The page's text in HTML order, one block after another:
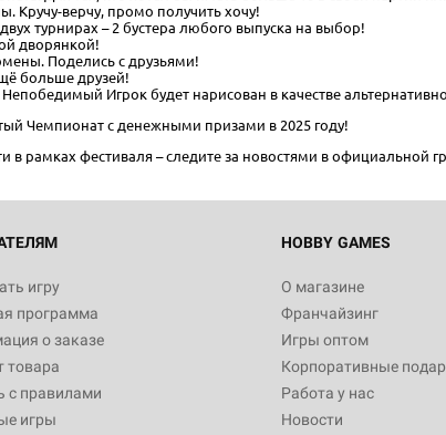
Кручу-верчу, промо получить хочу!
турнирах – 2 бустера любого выпуска на выбор!
дворянкой!
Поделись с друзьями!
больше друзей!
Игрок будет нарисован в качестве
Чемпионат с денежными призами в 2025 году!
рамках фестиваля – следите за новостями в официальной
игру
программа
о заказе
товара
с правилами
игры
HOBBY GAMES
О магазине
Франчайзинг
Игры оптом
Корпоративные
Работа у нас
Новости
Настольная игра
Белая смерть
12 990
Настольная игра
3 490